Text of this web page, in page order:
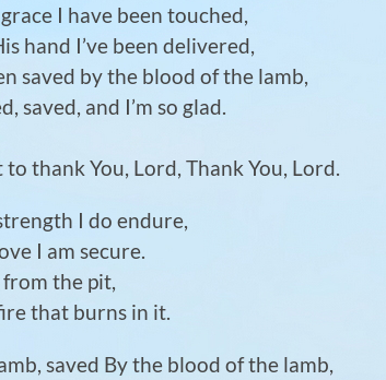
I have been touched,
hand I’ve been delivered,
saved by the blood of the lamb,
saved, and I’m so glad.
thank You, Lord, Thank You, Lord.
I do endure,
I am secure.
the pit,
that burns in it.
saved By the blood of the lamb,